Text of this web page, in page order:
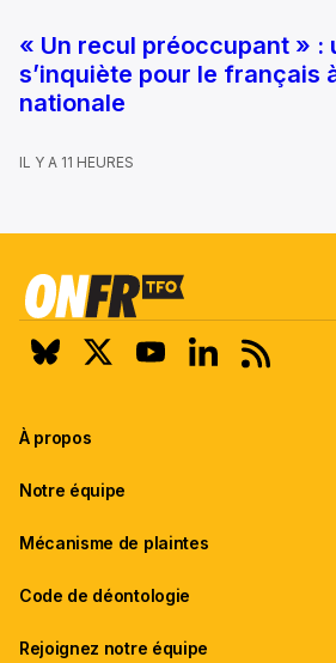
« Un recul préoccupant » :
s’inquiète pour le français
nationale
IL Y A 11 HEURES
À propos
Notre équipe
Mécanisme de plaintes
Code de déontologie
Rejoignez notre équipe